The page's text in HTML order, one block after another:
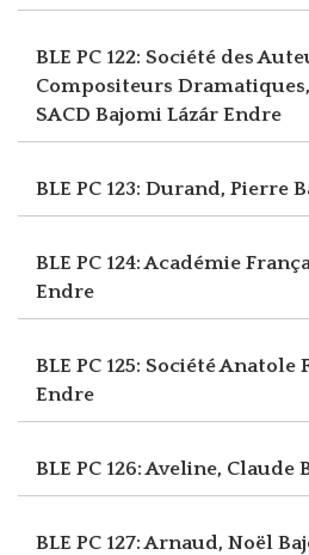
BLE PC 122: Société des
Compositeurs Dramatiques,
SACD Bajomi Lázár Endre
BLE PC 123: Durand, Pierre
BLE PC 124: Académie
Endre
BLE PC 125: Société Anatole
Endre
BLE PC 126: Aveline, Claude
BLE PC 127: Arnaud, Noël